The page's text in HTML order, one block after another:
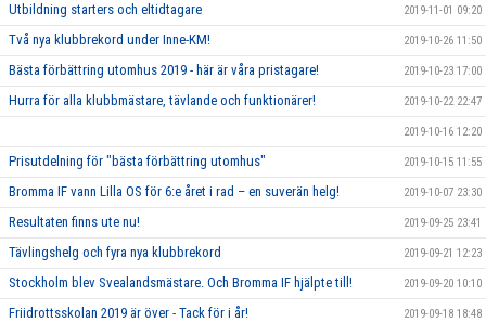
Utbildning starters och eltidtagare 2019-11-01 09:20
Två nya klubbrekord under Inne-KM! 2019-10-26 11:50
Bästa förbättring utomhus 2019 - här är våra pristagare! 2019-10-23 17:00
Hurra för alla klubbmästare, tävlande och funktionärer! 2019-10-22 22:47
2019-10-16 12:20
Prisutdelning för "bästa förbättring utomhus" 2019-10-15 11:55
Bromma IF vann Lilla OS för 6:e året i rad – en suverän helg! 2019-10-07 23:30
Resultaten finns ute nu! 2019-09-25 23:41
Tävlingshelg och fyra nya klubbrekord 2019-09-21 12:23
Stockholm blev Svealandsmästare. Och Bromma IF hjälpte till! 2019-09-20 10:10
Friidrottsskolan 2019 är över - Tack för i år! 2019-09-18 18:48